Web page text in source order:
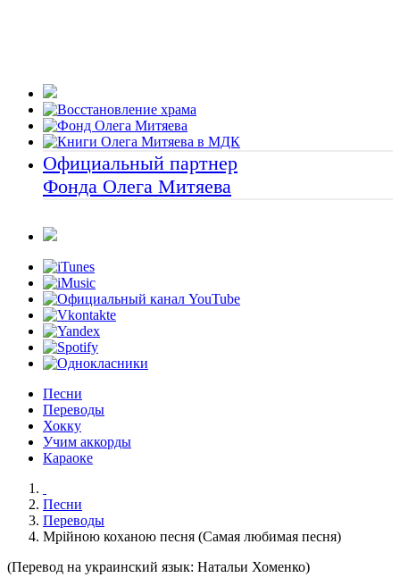
Официальный партнер
Фонда Олега Митяева
Песни
Переводы
Хокку
Учим аккорды
Караоке
Песни
Переводы
Мрiйною коханою песня (Самая любимая песня)
(Перевод на украинский язык: Натальи Хоменко)